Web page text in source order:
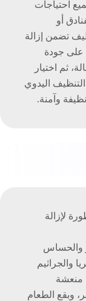
احتياجات
أو
تضمن إزالة
على جودة
ثم اختيار
اليدوي
وآمنة.
لإزالة
والحساس
والجراثيم
منعشة
وبقع الطعام